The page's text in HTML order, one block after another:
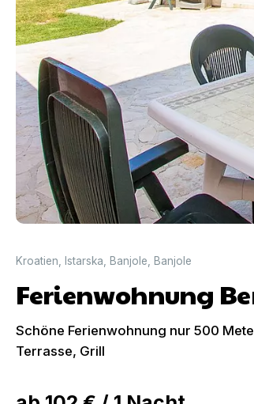
Kroatien Istarska Banjole Banjole
Ferienwohnung
Schöne Ferienwohnung nur 500
Terrasse, Grill